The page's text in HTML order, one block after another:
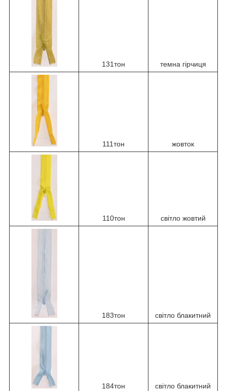
131тон темна гірчиця
111тон жовток
110тон світло жовтий
183тон світло блакитний
184тон світло блакитний